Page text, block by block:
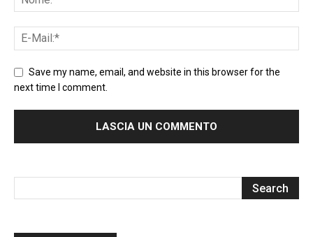
Save my name, email, and website in this browser for the
next time I comment.